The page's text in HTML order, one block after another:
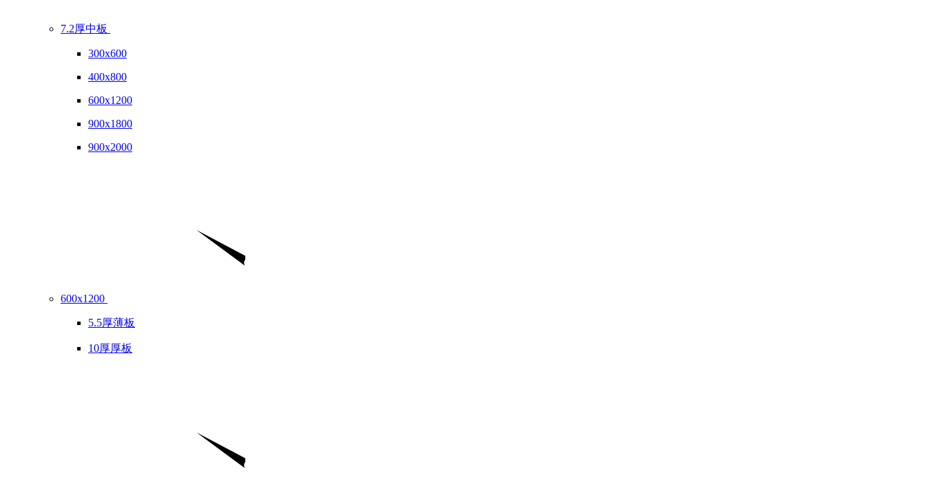
7.2厚中板
300x600
400x800
600x1200
900x1800
900x2000
600x1200
5.5厚薄板
10厚厚板